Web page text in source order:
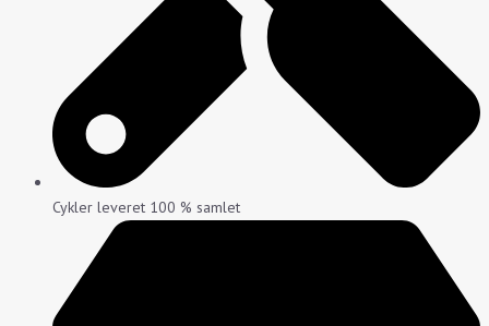
Cykler leveret 100 % samlet